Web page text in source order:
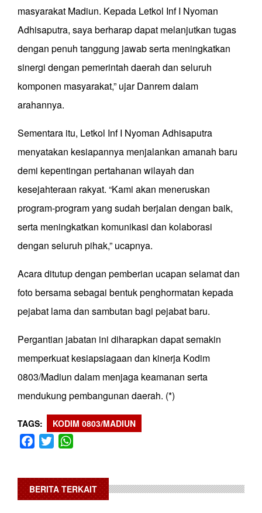
masyarakat Madiun. Kepada Letkol Inf I Nyoman
Adhisaputra, saya berharap dapat melanjutkan tugas
dengan penuh tanggung jawab serta meningkatkan
sinergi dengan pemerintah daerah dan seluruh
komponen masyarakat,” ujar Danrem dalam
arahannya.
Sementara itu, Letkol Inf I Nyoman Adhisaputra
menyatakan kesiapannya menjalankan amanah baru
demi kepentingan pertahanan wilayah dan
kesejahteraan rakyat. “Kami akan meneruskan
program-program yang sudah berjalan dengan baik,
serta meningkatkan komunikasi dan kolaborasi
dengan seluruh pihak,” ucapnya.
Acara ditutup dengan pemberian ucapan selamat dan
foto bersama sebagai bentuk penghormatan kepada
pejabat lama dan sambutan bagi pejabat baru.
Pergantian jabatan ini diharapkan dapat semakin
memperkuat kesiapsiagaan dan kinerja Kodim
0803/Madiun dalam menjaga keamanan serta
mendukung pembangunan daerah. (*)
TAGS KODIM 0803/MADIUN
Facebook
Twitter
BERITA TERKAIT